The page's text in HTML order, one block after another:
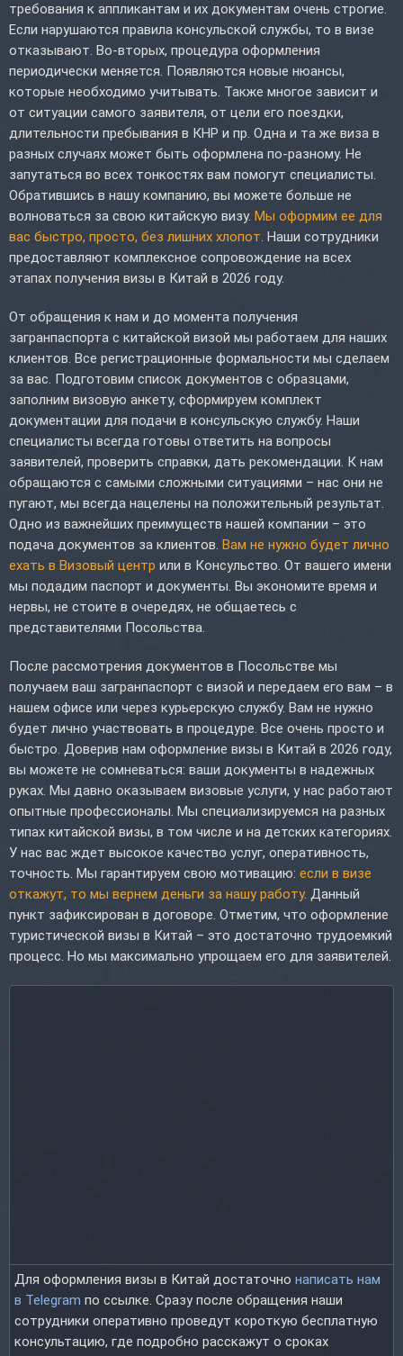
требования к аппликантам и их документам очень строгие.
Если нарушаются правила консульской службы, то в визе
отказывают. Во-вторых, процедура оформления
периодически меняется. Появляются новые нюансы,
которые необходимо учитывать. Также многое зависит и
от ситуации самого заявителя, от цели его поездки,
длительности пребывания в КНР и пр. Одна и та же виза в
разных случаях может быть оформлена по-разному. Не
запутаться во всех тонкостях вам помогут специалисты.
Обратившись в нашу компанию, вы можете больше не
волноваться за свою китайскую визу. Мы оформим ее для
вас быстро, просто, без лишних хлопот. Наши сотрудники
предоставляют комплексное сопровождение на всех
этапах получения визы в Китай в 2026 году.
От обращения к нам и до момента получения
загранпаспорта с китайской визой мы работаем для наших
клиентов. Все регистрационные формальности мы сделаем
за вас. Подготовим список документов с образцами,
заполним визовую анкету, сформируем комплект
документации для подачи в консульскую службу. Наши
специалисты всегда готовы ответить на вопросы
заявителей, проверить справки, дать рекомендации. К нам
обращаются с самыми сложными ситуациями – нас они не
пугают, мы всегда нацелены на положительный результат.
Одно из важнейших преимуществ нашей компании – это
подача документов за клиентов. Вам не нужно будет лично
ехать в Визовый центр или в Консульство. От вашего имени
мы подадим паспорт и документы. Вы экономите время и
нервы, не стоите в очередях, не общаетесь с
представителями Посольства.
После рассмотрения документов в Посольстве мы
получаем ваш загранпаспорт с визой и передаем его вам – в
нашем офисе или через курьерскую службу. Вам не нужно
будет лично участвовать в процедуре. Все очень просто и
быстро. Доверив нам оформление визы в Китай в 2026 году,
вы можете не сомневаться: ваши документы в надежных
руках. Мы давно оказываем визовые услуги, у нас работают
опытные профессионалы. Мы специализируемся на разных
типах китайской визы, в том числе и на детских категориях.
У нас вас ждет высокое качество услуг, оперативность,
точность. Мы гарантируем свою мотивацию: если в визе
откажут, то мы вернем деньги за нашу работу. Данный
пункт зафиксирован в договоре. Отметим, что оформление
туристической визы в Китай – это достаточно трудоемкий
процесс. Но мы максимально упрощаем его для заявителей.
Для оформления визы в Китай достаточно написать нам
в Telegram по ссылке. Сразу после обращения наши
сотрудники оперативно проведут короткую бесплатную
консультацию, где подробно расскажут о сроках